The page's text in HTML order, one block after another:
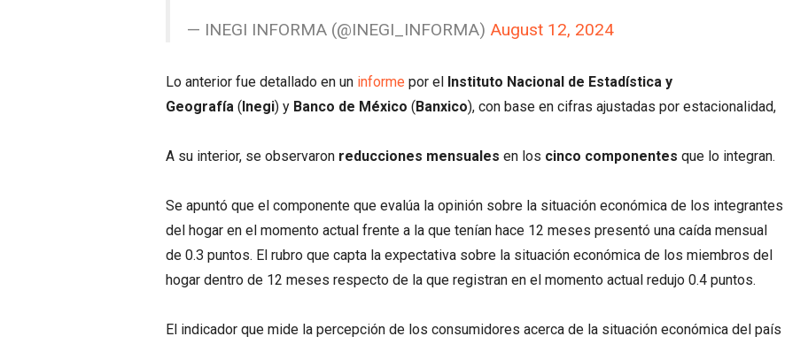
— INEGI INFORMA (@INEGI_INFORMA) August 12, 2024
Lo anterior fue detallado en un informe por el Instituto Nacional de Estadística y
Geografía (Inegi) y Banco de México (Banxico), con base en cifras ajustadas por estacionalidad,
A su interior, se observaron reducciones mensuales en los cinco componentes que lo integran.
Se apuntó que el componente que evalúa la opinión sobre la situación económica de los integrantes
del hogar en el momento actual frente a la que tenían hace 12 meses presentó una caída mensual
de 0.3 puntos. El rubro que capta la expectativa sobre la situación económica de los miembros del
hogar dentro de 12 meses respecto de la que registran en el momento actual redujo 0.4 puntos.
El indicador que mide la percepción de los consumidores acerca de la situación económica del país